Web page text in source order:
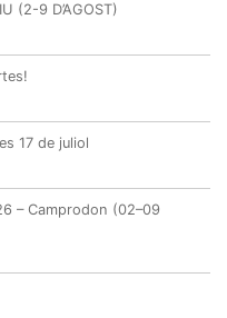
(2-9 D’AGOST)
17 de juliol
– Camprodon (02–09